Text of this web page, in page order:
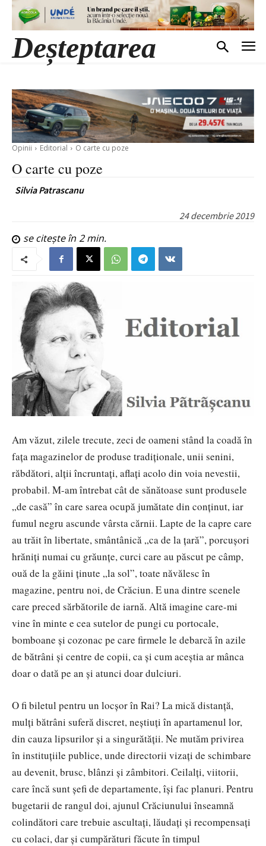
Deșteptarea
Opinii Editorial O carte cu poze
O carte cu poze
Silvia Patrascanu
24 decembrie 2019
se citește în 2min.
Am văzut, zilele trecute, zeci de oameni stând la coadă în
fața magazinelor de produse tradiționale, unii senini,
răbdători, alții încruntați, aflați acolo din voia nevestii,
probabil. M-am întrebat cât de sănătoase sunt produsele
„de casă” în care sarea ocupă jumătate din conținut, iar
fumul negru ascunde vârsta cărnii. Lapte de la capre care
au trăit în libertate, smântânică „ca de la țară”, porcușori
hrăniți numai cu grăunțe, curci care au păscut pe câmp,
ouă de la găini ținute „la sol”, toate năvălesc în
magazine, pentru noi, de Crăciun. E una dintre scenele
care preced sărbătorile de iarnă. Altă imagine care-mi
vine în minte e cea sutelor de pungi cu portocale,
bomboane și cozonac pe care firmele le debarcă în azile
de bătrâni și centre de copii, ca și cum aceștia ar mânca
doar o dată pe an și atunci doar dulciuri.
O fi biletul pentru un locșor în Rai? La mică distanță,
mulți bătrâni suferă discret, neștiuți în apartamenul lor,
din cauza lipsurilor și a singurătății. Ne mutăm privirea
în instituțiile publice, unde directorii vizați de schimbare
au devenit, brusc, blânzi și zâmbitori. Ceilalți, viitorii,
care încă sunt șefi de departamente, își fac planuri. Pentru
bugetarii de rangul doi, ajunul Crăciunului înseamnă
colindători care trebuie ascultați, lăudați și recompensați
cu colaci, dar și cumpărături făcute în timpul